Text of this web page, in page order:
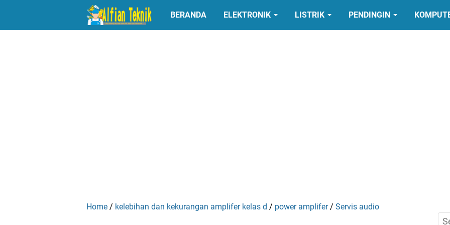
BERANDA ELEKTRONIK LISTRIK PENDINGIN
Home / kelebihan dan kekurangan amplifer kelas d / power amplifer / Servis audio